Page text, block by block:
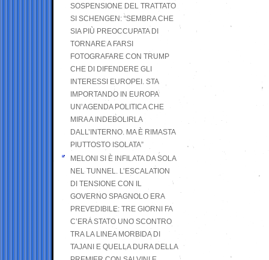
SOSPENSIONE DEL TRATTATO
SI SCHENGEN: “SEMBRA CHE
SIA PIÙ PREOCCUPATA DI
TORNARE A FARSI
FOTOGRAFARE CON TRUMP
CHE DI DIFENDERE GLI
INTERESSI EUROPEI. STA
IMPORTANDO IN EUROPA
UN’AGENDA POLITICA CHE
MIRA A INDEBOLIRLA
DALL’INTERNO. MA È RIMASTA
PIUTTOSTO ISOLATA”
MELONI SI È INFILATA DA SOLA
NEL TUNNEL. L’ESCALATION
DI TENSIONE CON IL
GOVERNO SPAGNOLO ERA
PREVEDIBILE: TRE GIORNI FA
C’ERA STATO UNO SCONTRO
TRA LA LINEA MORBIDA DI
TAJANI E QUELLA DURA DELLA